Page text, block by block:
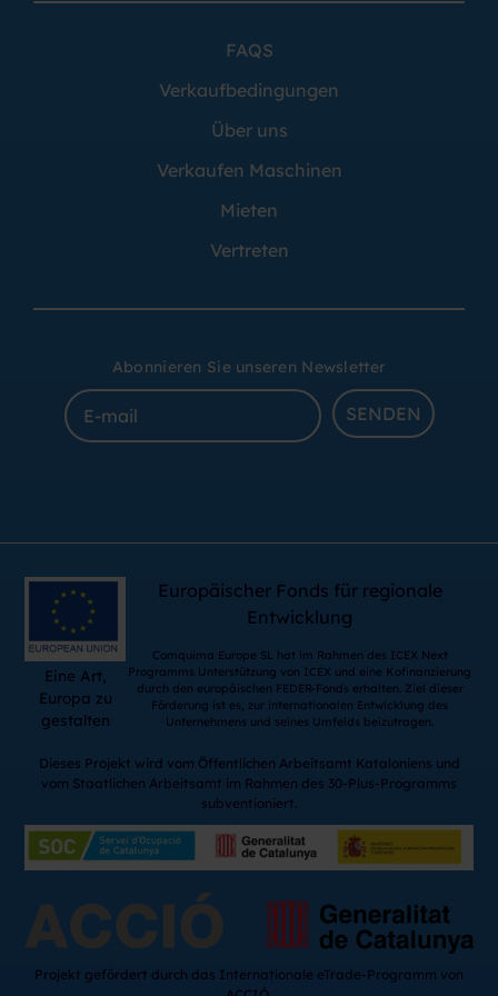
FAQS
Verkaufbedingungen
Über uns
Verkaufen Maschinen
Mieten
Vertreten
Abonnieren Sie unseren Newsletter
SENDEN
Eine Art,
Europa zu
gestalten
Europäischer Fonds für regionale
Entwicklung
Comquima Europe SL hat im Rahmen des ICEX Next
Programms Unterstützung von ICEX und eine Kofinanzierung
durch den europäischen FEDER-Fonds erhalten. Ziel dieser
Förderung ist es, zur internationalen Entwicklung des
Unternehmens und seines Umfelds beizutragen.
Dieses Projekt wird vom Öffentlichen Arbeitsamt Kataloniens und
vom Staatlichen Arbeitsamt im Rahmen des 30-Plus-Programms
subventioniert.
Projekt gefördert durch das Internationale eTrade-Programm von